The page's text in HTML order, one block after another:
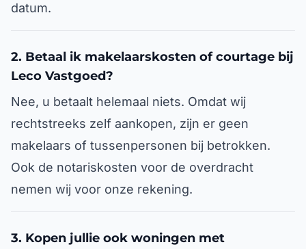
datum.
2. Betaal ik makelaarskosten of courtage bij
Leco Vastgoed?
Nee, u betaalt helemaal niets. Omdat wij
rechtstreeks zelf aankopen, zijn er geen
makelaars of tussenpersonen bij betrokken.
Ook de notariskosten voor de overdracht
nemen wij voor onze rekening.
3. Kopen jullie ook woningen met